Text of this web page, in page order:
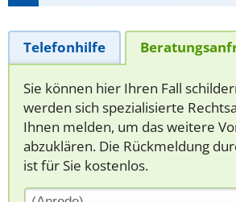
Telefonhilfe
Sie können hier Ihren Fall
werden sich spezialisierte
Ihnen melden, um das weitere
abzuklären. Die Rückmeldung
ist für Sie kostenlos.